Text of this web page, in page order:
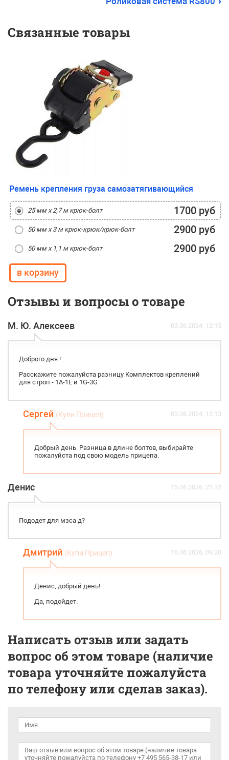
Связанные товары
Ремень крепления груза самозатягивающийся
25 мм х 2,7 м крюк-болт 1700 руб
50 мм х 3 м крюк-крюк/крюк-болт 2900 руб
50 мм х 1,1 м крюк-болт 2900 руб
Отзывы и вопросы о товаре
М. Ю. Алексеев 03.06.2024, 12:15
Доброго дня !
Расскажите пожалуйста разницу Комплектов креплений
для строп - 1А-1Е и 1G-3G
Сергей (Купи Прицеп) 03.06.2024, 13:13
Добрый день. Разница в длине болтов, выбирайте
пожалуйста под свою модель прицепа.
Денис 15.06.2026, 21:32
Пододет для мзса д?
Дмитрий (Купи Прицеп) 16.06.2026, 09:20
Денис, добрый день!
Да, подойдет.
Написать отзыв или задать
вопрос об этом товаре (наличие
товара уточняйте пожалуйста
по телефону или сделав заказ).